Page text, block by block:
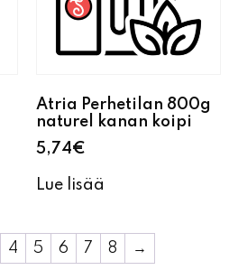
Atria Perhetilan 800g
naturel kanan koipi
5,74€
Lue lisää
4 5 6 7 8 →